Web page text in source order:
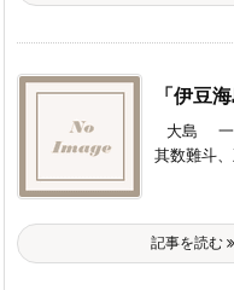
「伊豆
大島 一
其数難斗
記事を読む